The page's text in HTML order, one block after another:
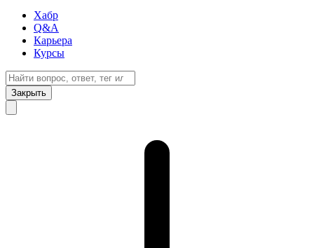
Хабр
Q&A
Карьера
Курсы
Закрыть